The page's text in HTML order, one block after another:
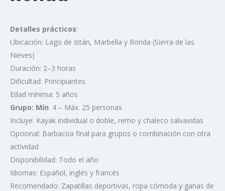
Detalles prácticos:
Ubicación: Lago de Istán, Marbella y Ronda (Sierra de las
Nieves)
Duración: 2–3 horas
Dificultad: Principiantes
Edad mínima: 5 años
Grupo: Mín. 4 – Máx. 25 personas
Incluye: Kayak individual o doble, remo y chaleco salvavidas
Opcional: Barbacoa final para grupos o combinación con otra
actividad
Disponibilidad: Todo el año
Idiomas: Español, inglés y francés
Recomendado: Zapatillas deportivas, ropa cómoda y ganas de